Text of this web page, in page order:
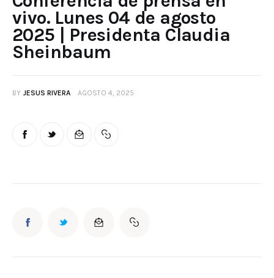
vivo. Lunes 04 de agosto
2025 | Presidenta Claudia
Sheinbaum
BY JESUS RIVERA AGOSTO 4, 2025